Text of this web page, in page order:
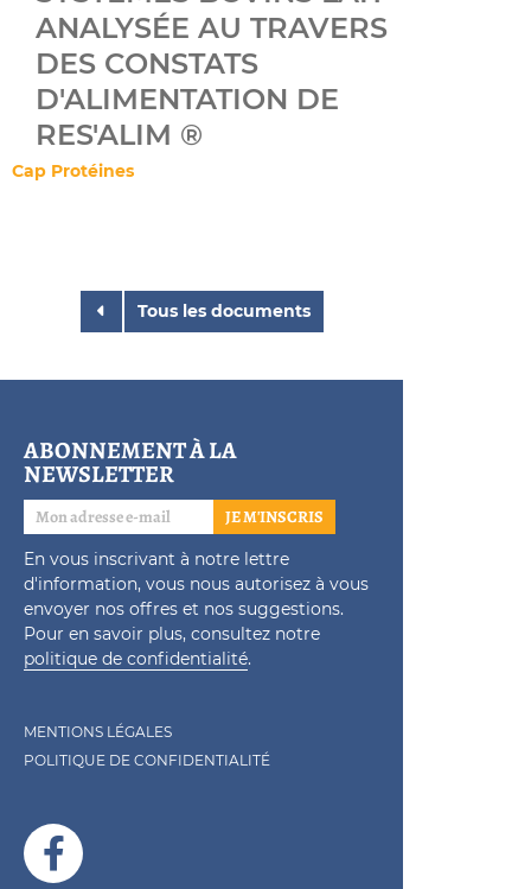
ANALYSÉE AU TRAVERS
DES CONSTATS
D'ALIMENTATION DE
RES'ALIM ®
Cap Protéines
Tous les documents
ABONNEMENT À LA
NEWSLETTER
JE M'INSCRIS
En vous inscrivant à notre lettre
d'information, vous nous autorisez à vous
envoyer nos offres et nos suggestions.
Pour en savoir plus, consultez notre
politique de confidentialité.
MENTIONS LÉGALES
POLITIQUE DE CONFIDENTIALITÉ